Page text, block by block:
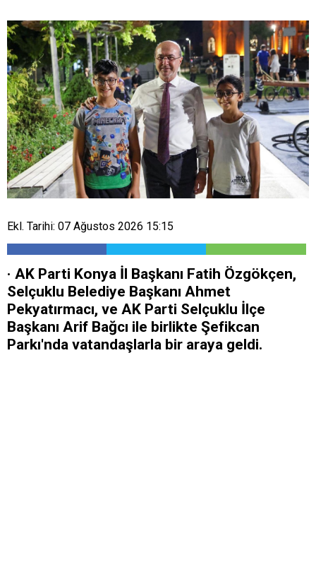
Ekl. Tarihi: 07 Ağustos 2026 15:15
· AK Parti Konya İl Başkanı Fatih Özgökçen,
Selçuklu Belediye Başkanı Ahmet
Pekyatırmacı, ve AK Parti Selçuklu İlçe
Başkanı Arif Bağcı ile birlikte Şefikcan
Parkı'nda vatandaşlarla bir araya geldi.